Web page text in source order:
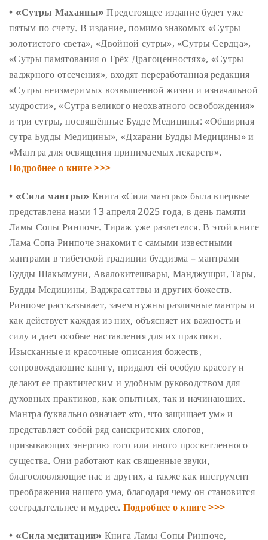
• «Сутры Махаяны» Предстоящее издание будет уже
пятым по счету. В издание, помимо знакомых «Сутры
золотистого света», «Двойной сутры», «Сутры Сердца»,
«Сутры памятования о Трёх Драгоценностях», «Сутры
ваджрного отсечения», входят переработанная редакция
«Сутры неизмеримых возвышенной жизни и изначальной
мудрости», «Сутра великого неохватного освобождения»
и три сутры, посвящённые Будде Медицины: «Обширная
сутра Будды Медицины», «Дхарани Будды Медицины» и
«Мантра для освящения принимаемых лекарств».
Подробнее о книге >>>
• «Сила мантры» Книга «Сила мантры» была впервые
представлена нами 13 апреля 2025 года, в день памяти
Ламы Сопы Ринпоче. Тираж уже разлетелся. В этой книге
Лама Сопа Ринпоче знакомит с самыми известными
мантрами в тибетской традиции буддизма – мантрами
Будды Шакьямуни, Авалокитешвары, Манджушри, Тары,
Будды Медицины, Ваджрасаттвы и других божеств.
Ринпоче рассказывает, зачем нужны различные мантры и
как действует каждая из них, объясняет их важность и
силу и дает особые наставления для их практики.
Изысканные и красочные описания божеств,
сопровождающие книгу, придают ей особую красоту и
делают ее практическим и удобным руководством для
духовных практиков, как опытных, так и начинающих.
Мантра буквально означает «то, что защищает ум» и
представляет собой ряд санскритских слогов,
призывающих энергию того или иного просветленного
существа. Они работают как священные звуки,
благословляющие нас и других, а также как инструмент
преображения нашего ума, благодаря чему он становится
сострадательнее и мудрее. Подробнее о книге >>>
• «Сила медитации» Книга Ламы Сопы Ринпоче,